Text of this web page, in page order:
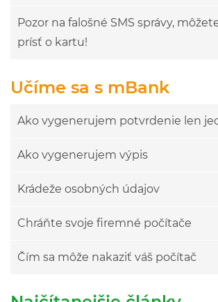
Pozor na falošné SMS správy,
prísť o kartu!
Učíme sa s mBank
Ako vygenerujem potvrdenie len
Ako vygenerujem výpis
Krádeže osobných údajov
Chráňte svoje firemné počítače
Čím sa môže nakaziť váš počítač